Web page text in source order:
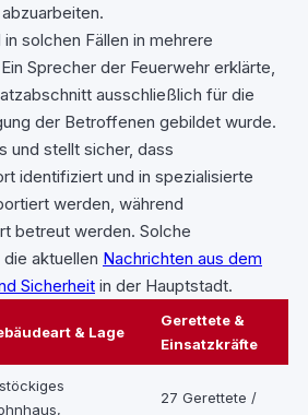
solchen Fällen in mehrere
Sprecher der Feuerwehr erklärte,
ausschließlich für die
der Betroffenen gebildet wurde.
und stellt sicher, dass
identifiziert und in spezialisierte
werden, während
betreut werden. Solche
aktuellen Nachrichten aus dem
Sicherheit in der Hauptstadt.
& Lage
Gerettete &
Einsatzkräfte
27 Gerettete /